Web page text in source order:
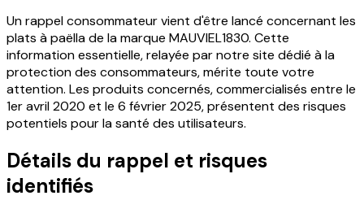
Un rappel consommateur vient d'être lancé concernant les
plats à paëlla de la marque MAUVIEL1830. Cette
information essentielle, relayée par notre site dédié à la
protection des consommateurs, mérite toute votre
attention. Les produits concernés, commercialisés entre le
1er avril 2020 et le 6 février 2025, présentent des risques
potentiels pour la santé des utilisateurs.
Détails du rappel et risques
identifiés